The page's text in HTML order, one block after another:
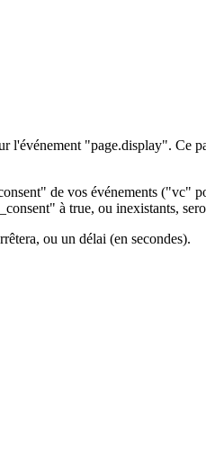
l'événement "page.display". Ce
de vos événements
à true, ou inexistants,
ou un délai (en secondes).